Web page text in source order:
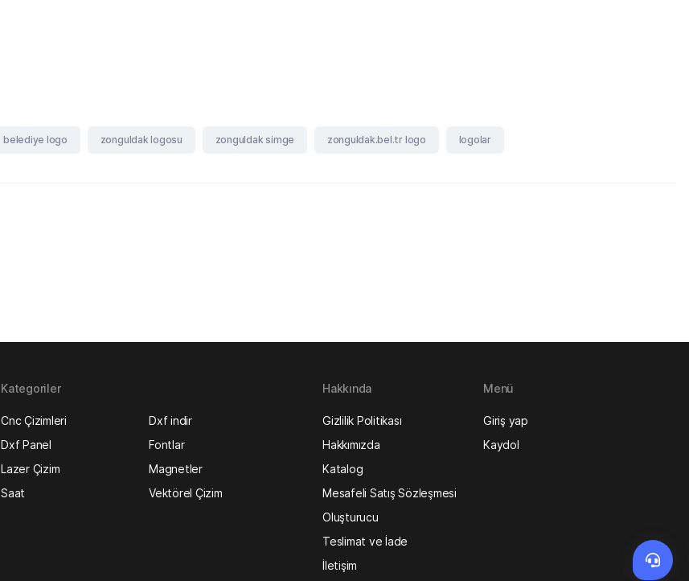
belediye logo zonguldak logosu zonguldak simge zonguldak.bel.tr logo logolar
Kategoriler
Cnc Çizimleri
Dxf indir
Dxf Panel
Fontlar
Lazer Çizim
Magnetler
Saat
Vektörel Çizim
Hakkında
Gizlilik Politikası
Hakkımızda
Katalog
Mesafeli Satış Sözleşmesi
Oluşturucu
Teslimat ve İade
İletişim
Menü
Giriş yap
Kaydol